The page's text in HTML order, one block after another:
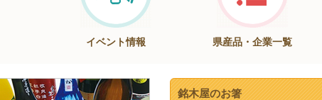
イベント情報 県産品・企業一覧
銘木屋のお箸